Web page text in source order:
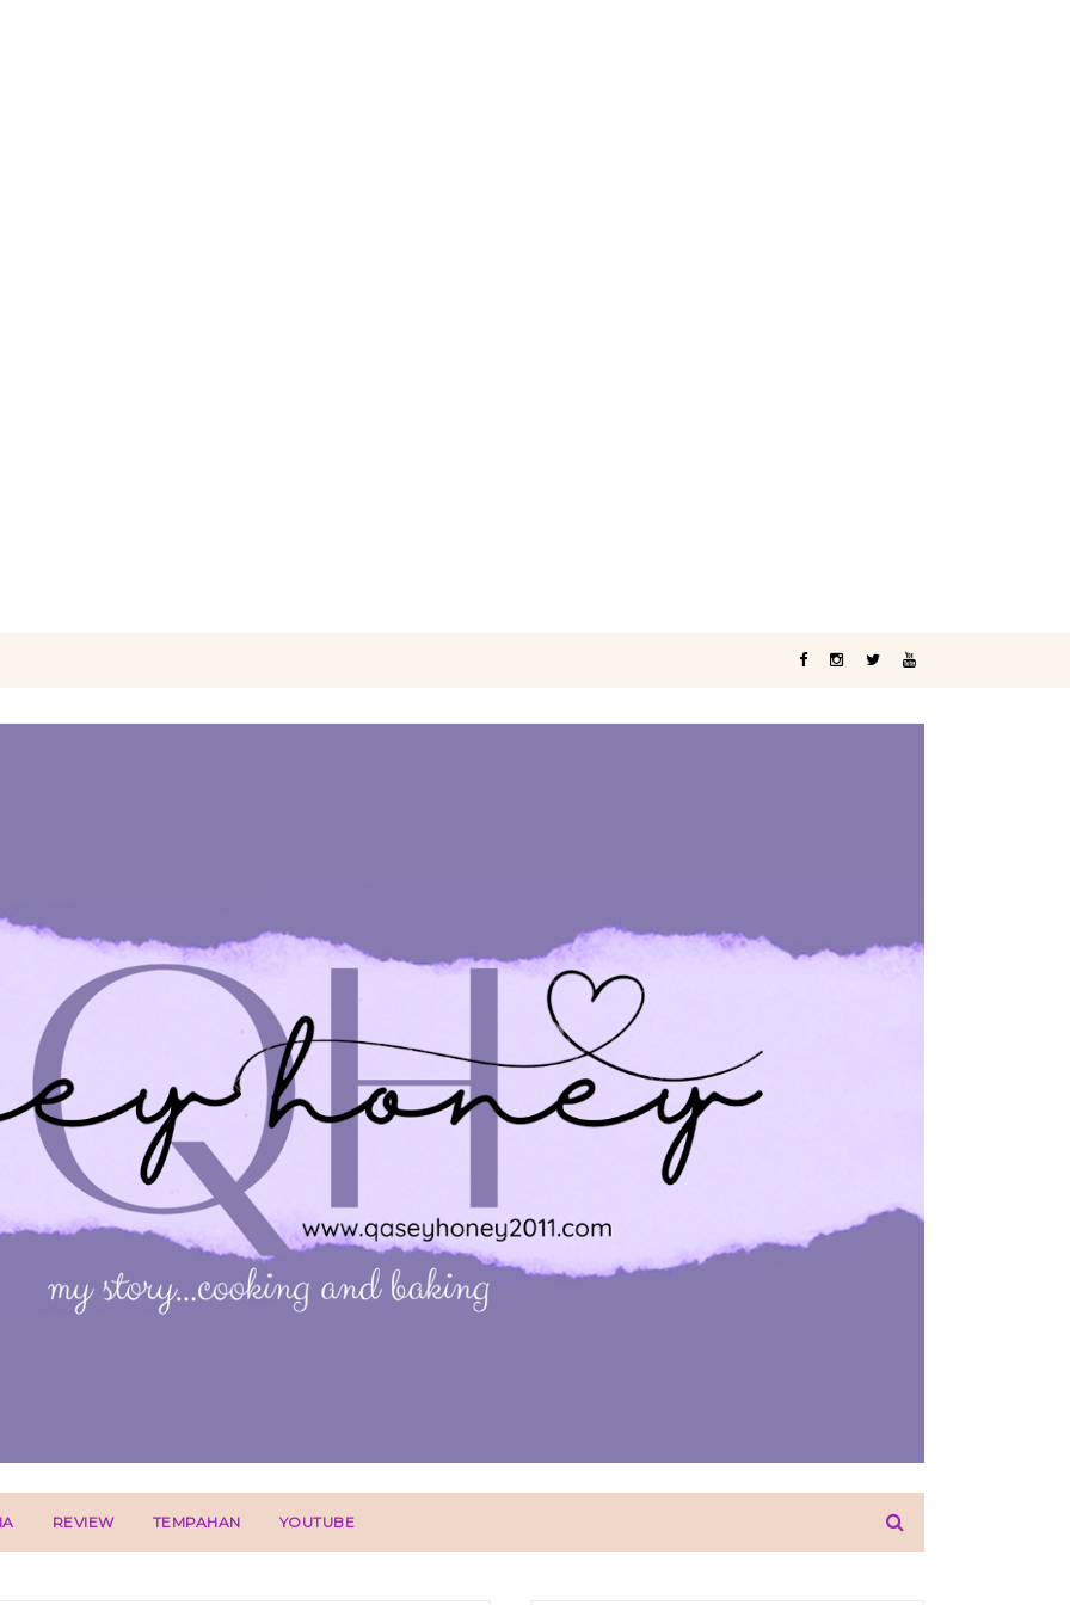
REVIEW TEMPAHAN YOUTUBE